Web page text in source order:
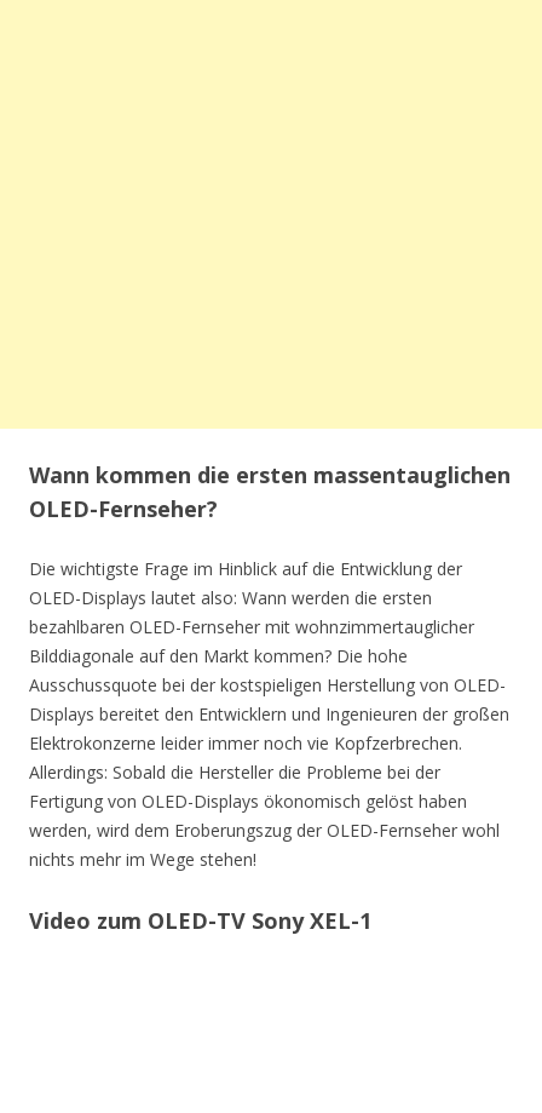
Wann kommen die ersten massentauglichen
OLED-Fernseher?
Die wichtigste Frage im Hinblick auf die Entwicklung der
OLED-Displays lautet also: Wann werden die ersten
bezahlbaren OLED-Fernseher mit wohnzimmertauglicher
Bilddiagonale auf den Markt kommen? Die hohe
Ausschussquote bei der kostspieligen Herstellung von OLED-
Displays bereitet den Entwicklern und Ingenieuren der großen
Elektrokonzerne leider immer noch vie Kopfzerbrechen.
Allerdings: Sobald die Hersteller die Probleme bei der
Fertigung von OLED-Displays ökonomisch gelöst haben
werden, wird dem Eroberungszug der OLED-Fernseher wohl
nichts mehr im Wege stehen!
Video zum OLED-TV Sony XEL-1